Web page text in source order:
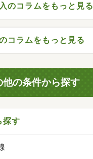
のコラムをもっと見る
コラムをもっと見る
他の条件から探す
探す